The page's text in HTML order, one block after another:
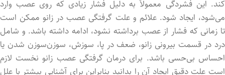
کند. این فشردگی معمولاً به دلیل فشار زیادی که روی عصب وارد
می‌شود، ایجاد ‌شود. علائم و علت گرفتگی عصب در زانو ممکن است
تا زمانی که فشار از عصب برداشته نشود، ادامه داشته باشد. و شامل
درد در قسمت بیرونی زانو، ضعف در پا، سوزش، سوزن‌سوزن شدن یا
احساس بی‌حسی باشد. برای درمان گرفتگی عصب زانو نخست لازم
است علت دقیق ایجاد آن را بدانید بنابراین برای آشنایی بیشتر با علل